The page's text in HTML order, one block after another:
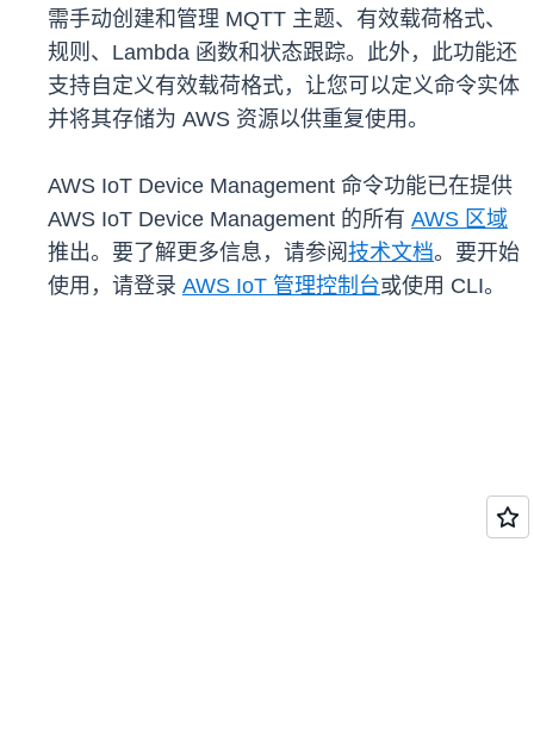
需手动创建和管理 MQTT 主题、有效载荷格式、
规则、Lambda 函数和状态跟踪。此外，此功能还
支持自定义有效载荷格式，让您可以定义命令实体
并将其存储为 AWS 资源以供重复使用。
AWS IoT Device Management 命令功能已在提供
AWS IoT Device Management 的所有 AWS 区域
推出。要了解更多信息，请参阅 技术文档。要开始
使用，请登录 AWS IoT 管理控制台或使用 CLI。